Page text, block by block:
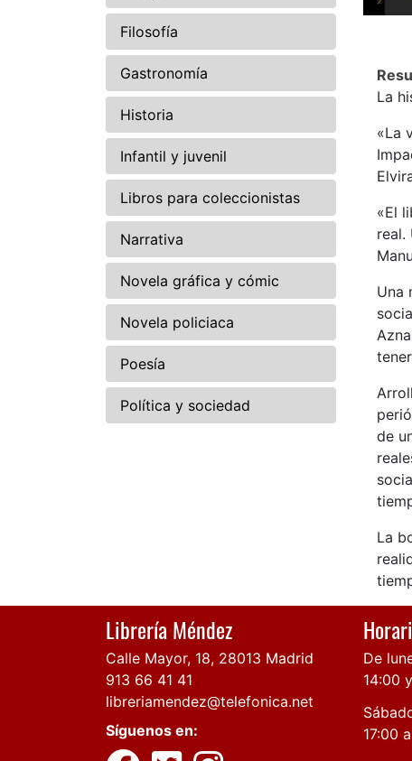
Filosofía
Gastronomía
Historia
Infantil y juvenil
Libros para coleccionistas
Narrativa
Novela gráfica y cómic
Novela policiaca
Poesía
Política y sociedad
La
«La
«El
real.
Una
de
La
Librería Méndez
Calle Mayor, 18, 28013 Madrid
913 66 41 41
libreriamendez@telefonica.net
Síguenos en:
De
14:00
17:00